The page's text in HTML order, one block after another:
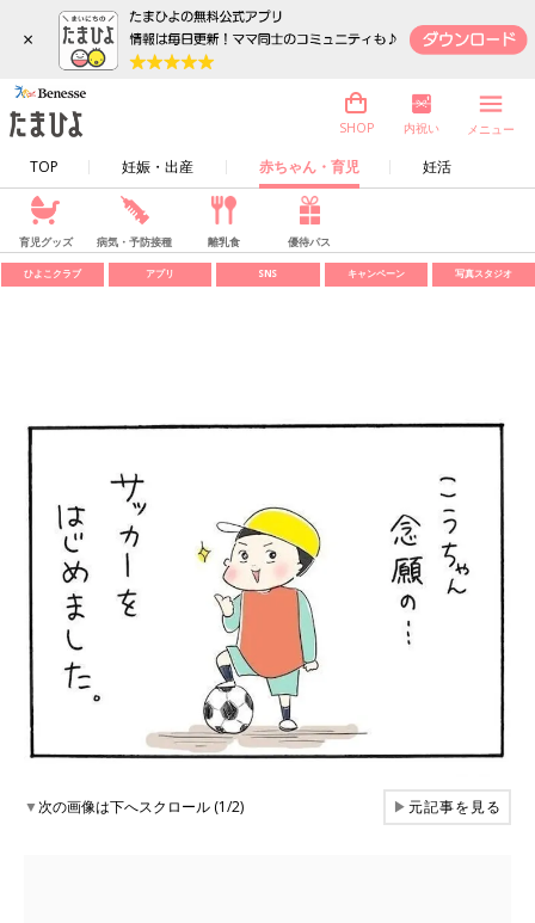
×
TOP 妊娠・出産 赤ちゃん・育児 妊活
SHOP 内祝い メニュー
育児グッズ 病気・予防接種 離乳食 優待パス
ひよこクラブ アプリ SNS キャンペーン 写真スタジオ
▼次の画像は下へスクロール (1/2) ▶元記事を見る